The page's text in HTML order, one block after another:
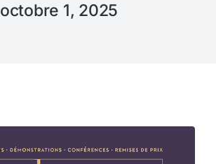
octobre 1, 2025